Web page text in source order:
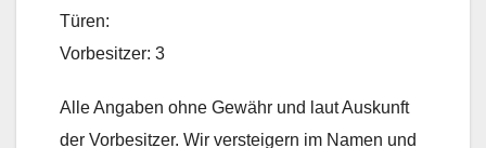
Türen:
Vorbesitzer: 3
Alle Angaben ohne Gewähr und laut Auskunft
der Vorbesitzer. Wir versteigern im Namen und